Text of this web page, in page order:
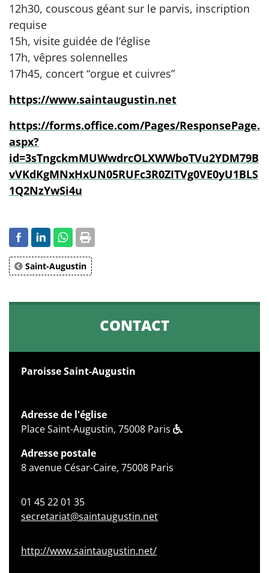
12h30, couscous géant sur le parvis, inscription
requise
15h, visite guidée de l’église
17h, vêpres solennelles
17h45, concert “orgue et cuivres”
https://www.saintaugustin.net
https://forms.office.com/Pages/ResponsePage.
aspx?
id=3sTngckmMUWwdrcOLXWWboTVu2YDM79B
vVKdKgMNxHxUN05RUFc3R0ZITVg0VE0yU1BLS
1Q2NzYwSi4u
Saint-Augustin
CONTACT
Paroisse Saint-Augustin
Adresse de l'église
Place Saint-Augustin, 75008 Paris
Adresse postale
8 avenue César-Caire, 75008 Paris
01 45 22 01 35
secretariat@saintaugustin.net
http://www.saintaugustin.net/